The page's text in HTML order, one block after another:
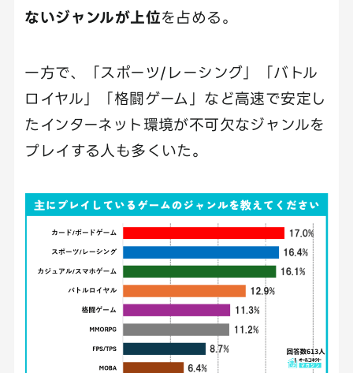
ないジャンルが上位を占める。
一方で、「スポーツ/レーシング」「バトル
ロイヤル」「格闘ゲーム」など高速で安定し
たインターネット環境が不可欠なジャンルを
プレイする人も多くいた。